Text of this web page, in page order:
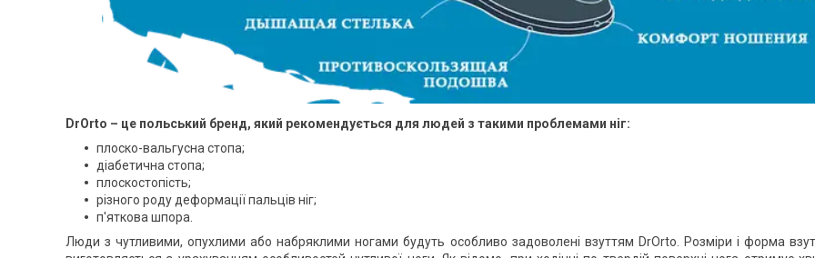
DrOrto – це польський бренд, який рекомендується для людей з такими проблемами ніг:
плоско-вальгусна стопа;
діабетична стопа;
плоскостопість;
різного роду деформації пальців ніг;
п'яткова шпора.
Люди з чутливими, опухлими або набряклими ногами будуть особливо задоволені взуттям DrOrto. Розміри і форма